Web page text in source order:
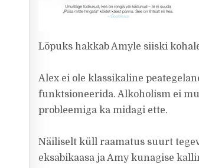
Lõpuks hakkab Amyle siiski
Alex ei ole klassikaline
funktsioneerida. Alkoholism ei
probleemiga ka midagi ette.
Näiliselt küll raamatus suurt
eksabikaasa ja Amy kunagise